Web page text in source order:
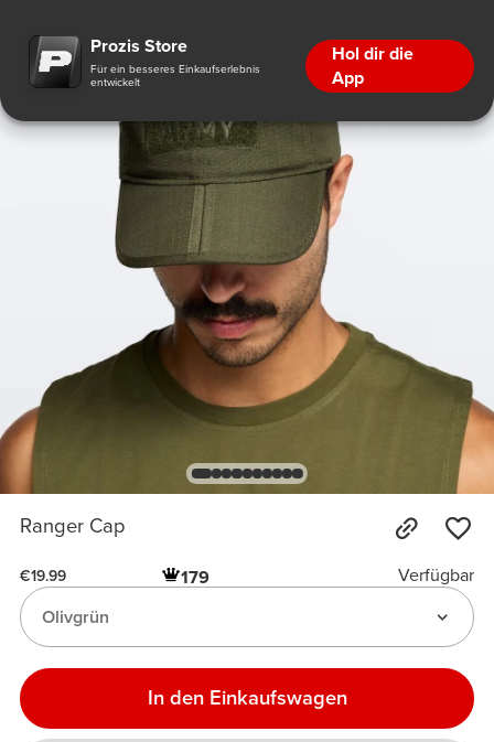
Prozis Store
Für ein besseres Einkaufserlebnis
entwickelt
Hol dir die
App
Ranger Cap
€19.99 179
Verfügbar
Olivgrün
In den Einkaufswagen